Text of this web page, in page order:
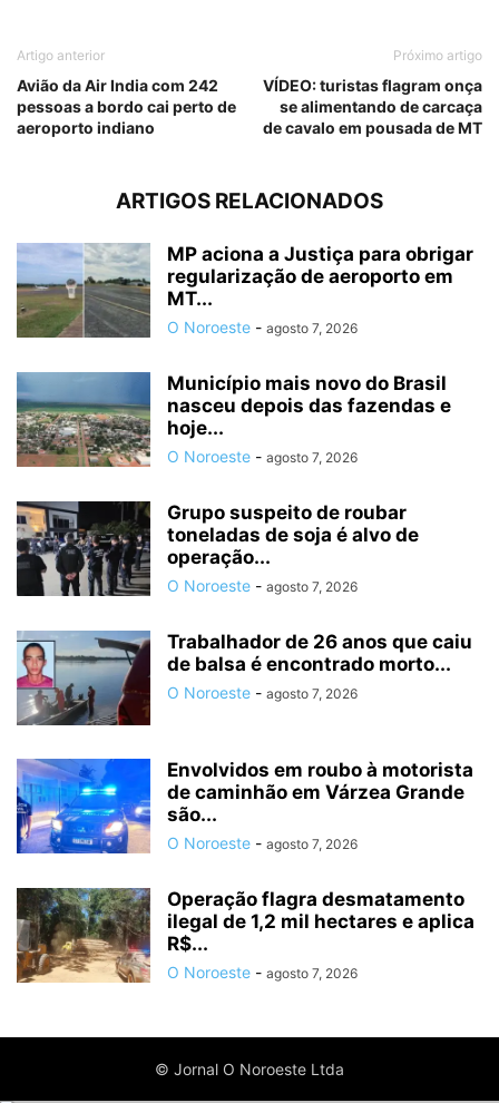
Artigo anterior
Avião da Air India com 242
pessoas a bordo cai perto de
aeroporto indiano
Próximo artigo
VÍDEO: turistas flagram onça
se alimentando de carcaça
de cavalo em pousada de MT
ARTIGOS RELACIONADOS
MP aciona a Justiça para obrigar
regularização de aeroporto em
MT...
O Noroeste - agosto 7, 2026
Município mais novo do Brasil
nasceu depois das fazendas e
hoje...
O Noroeste - agosto 7, 2026
Grupo suspeito de roubar
toneladas de soja é alvo de
operação...
O Noroeste - agosto 7, 2026
Trabalhador de 26 anos que caiu
de balsa é encontrado morto...
O Noroeste - agosto 7, 2026
Envolvidos em roubo à motorista
de caminhão em Várzea Grande
são...
O Noroeste - agosto 7, 2026
Operação flagra desmatamento
ilegal de 1,2 mil hectares e aplica
R$...
O Noroeste - agosto 7, 2026
© Jornal O Noroeste Ltda